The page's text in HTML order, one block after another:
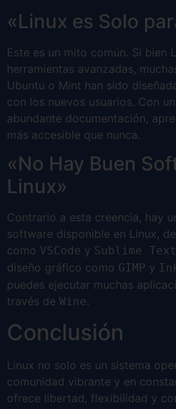
«Linux es Solo
Este es un mito común. Si bien
herramientas avanzadas,
Ubuntu o Mint han sido
con los nuevos usuarios. Con
abundante documentación,
más accesible que nunca.
«No Hay Buen
Linux»
Contrario a esta creencia, hay
software disponible en Linux,
como VSCode y Sublime Text
diseño gráfico como GIMP y
puedes ejecutar muchas
través de Wine.
Conclusión
Linux no solo es un sistema
comunidad vibrante y en
ofrece libertad, flexibilidad y